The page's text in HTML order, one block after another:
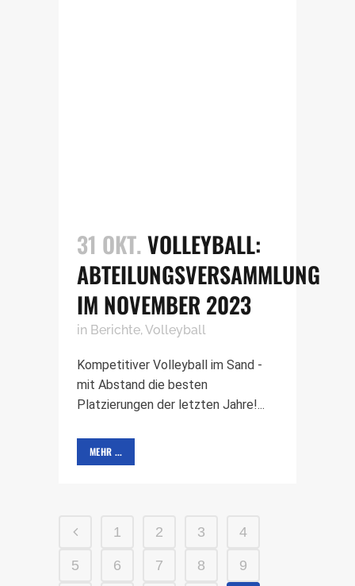
31 OKT. VOLLEYBALL:
ABTEILUNGSVERSAMMLUNG
IM NOVEMBER 2023
in Berichte, Volleyball
Kompetitiver Volleyball im Sand -
mit Abstand die besten
Platzierungen der letzten Jahre!...
MEHR ...
1 2 3 4
5 6 7 8 9